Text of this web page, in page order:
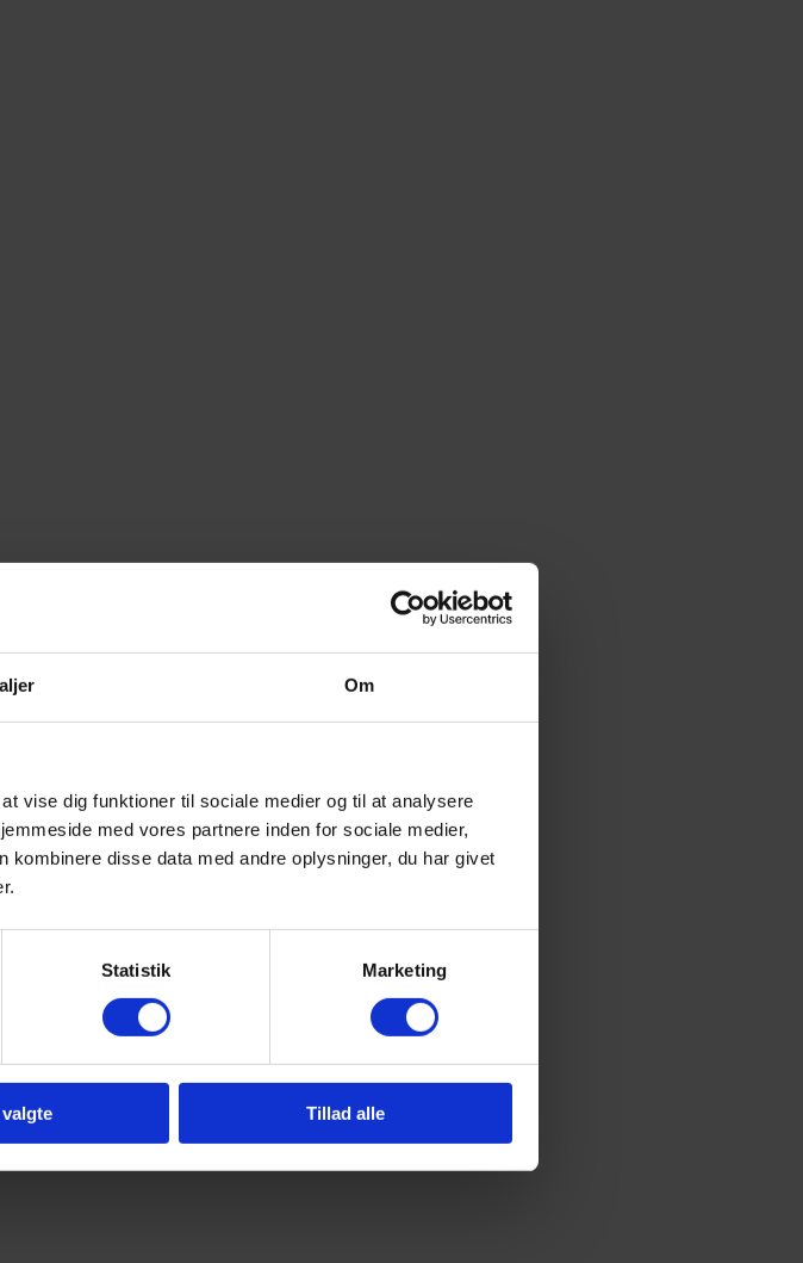
Om
vise dig funktioner til sociale medier og til at analysere
med vores partnere inden for sociale medier,
disse data med andre oplysninger, du har givet
Statistik Marketing
Tillad alle